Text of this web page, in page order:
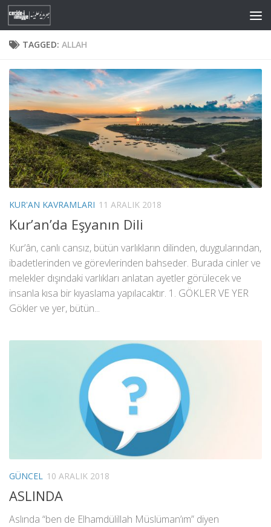
Skip to content
TAGGED: ALLAH
KUR'AN KAVRAMLARI 11 ARALIK 2018
Kur’an’da Eşyanın Dili
Kur’ân, canlı cansız, bütün varlıkların dilinden, duygularından,
ibadetlerinden ve görevlerinden bahseder. Burada cinler ve
melekler dışındaki varlıkları anlatan ayetler görülecek ve
insanla kısa bir kıyaslama yapılacaktır. 1. GÖKLER VE YER
Gökler ve yer, bütün...
GÜNCEL 10 ARALIK 2018
ASLINDA
Aslında “ben de Elhamdülillah Müslüman’ım” diyen